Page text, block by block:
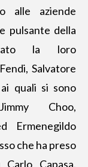
alle aziende
pulsante della
la loro
Salvatore
ai quali si sono
Choo,
Ermenegildo
che ha preso
Capasa,